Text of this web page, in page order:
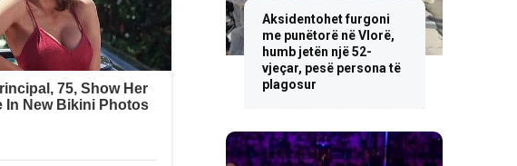
Aksidentohet furgoni
me punëtorë në Vlorë,
humb jetën një 52-
vjeçar, pesë persona të
plagosur